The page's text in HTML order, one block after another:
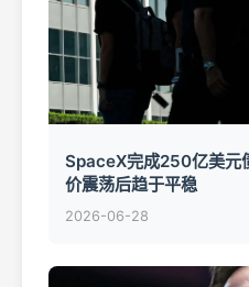
SpaceX完成250亿美元
价震荡后趋于平稳
2026-06-28